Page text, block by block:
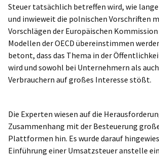
Steuer tatsächlich betreffen wird, wie
und inwieweit die polnischen Vorschriften
Vorschlägen der Europäischen Kommission
Modellen der OECD übereinstimmen
betont, dass das Thema in der
wird und sowohl bei Unternehmern als
Verbrauchern auf großes Interesse stößt.
Die Experten wiesen auf die
Zusammenhang mit der Besteuerung
Plattformen hin. Es wurde darauf
Einführung einer Umsatzsteuer anstelle